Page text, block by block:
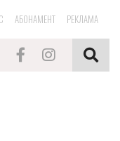
АБОНАМЕНТ РЕКЛАМА